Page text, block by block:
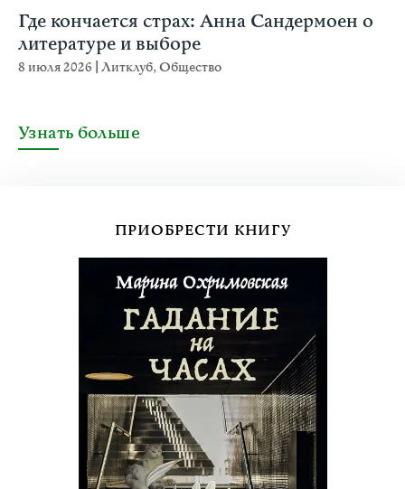
Где кончается страх: Анна Сандермоен о
литературе и выборе
8 июля 2026 Литклуб,Общество
Узнать больше
ПРИОБРЕСТИ КНИГУ